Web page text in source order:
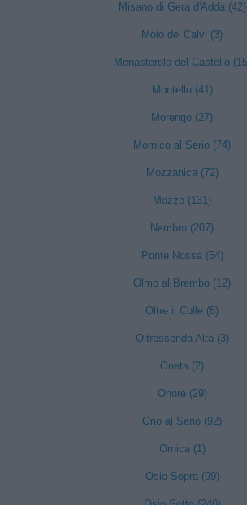
Misano di Gera d'Adda (42)
Moio de' Calvi (3)
Monasterolo del Castello
Montello (41)
Morengo (27)
Mornico al Serio (74)
Mozzanica (72)
Mozzo (131)
Nembro (207)
Ponte Nossa (54)
Olmo al Brembo (12)
Oltre il Colle (8)
Oltressenda Alta (3)
Oneta (2)
Onore (29)
Orio al Serio (92)
Ornica (1)
Osio Sopra (99)